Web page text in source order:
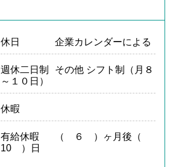
休日 企業カレンダーによる
週休二日制
その他 シフト制（月８
～１０日）
休暇
有給休暇
（ ６ ）ヶ月後（
10 ）日